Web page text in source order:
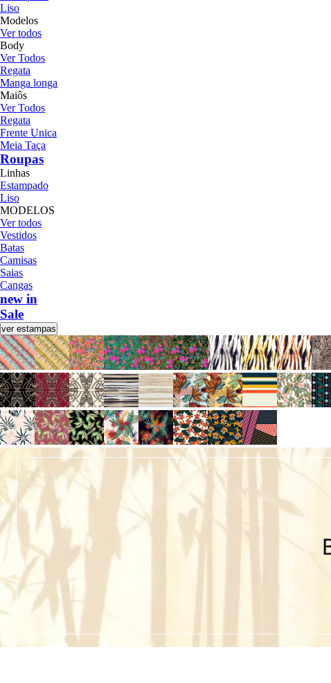
Liso
Modelos
Ver todos
Body
Ver Todos
Regata
Manga longa
Maiôs
Ver Todos
Regata
Frente Unica
Meia Taça
Roupas
Linhas
Estampado
Liso
MODELOS
Ver todos
Vestidos
Batas
Camisas
Saias
Cangas
new in
Sale
ver estampas